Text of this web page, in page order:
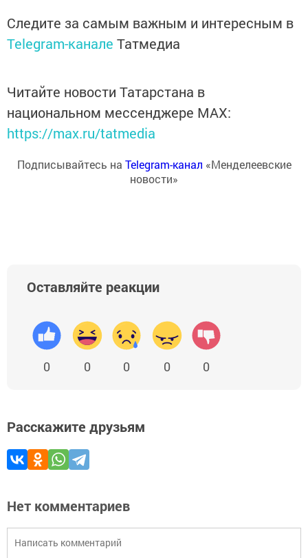
Следите за самым важным и интересным в
Telegram-канале Татмедиа
Читайте новости Татарстана в
национальном мессенджере MАХ:
https://max.ru/tatmedia
Подписывайтесь на Telegram-канал «Менделеевские
новости»
Оставляйте реакции
0 0 0 0 0
Расскажите друзьям
Нет комментариев